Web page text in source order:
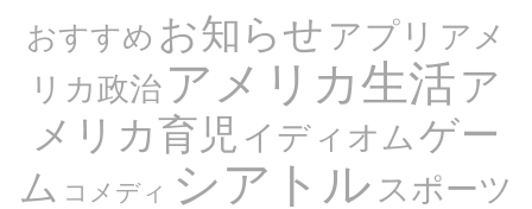
おすすめ お知らせアプリ アメ
リカ政治アメリカ生活ア
メリカ育児 イディオムゲー
ム コメディ シアトルスポーツ